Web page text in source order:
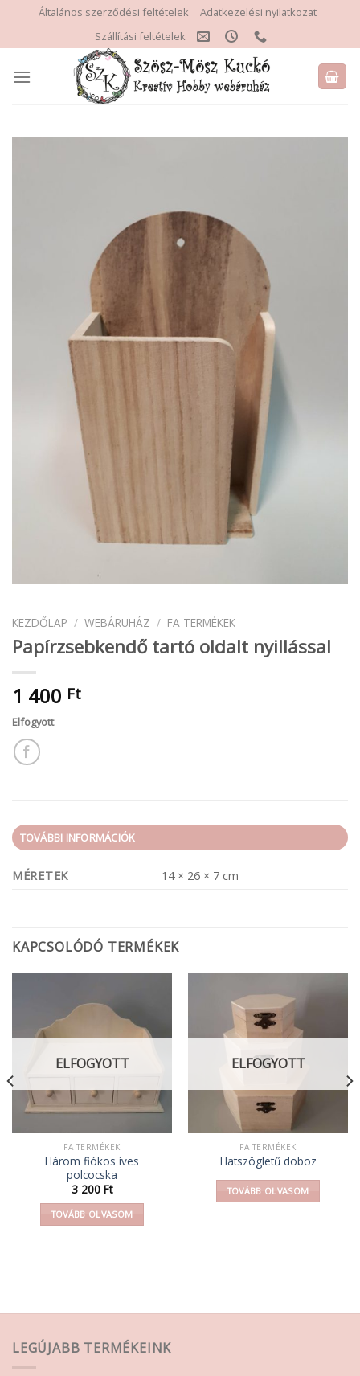
content
Általános szerződési feltételek
Adatkezelési nyilatkozat
Szállítási feltételek
KEZDŐLAP / WEBÁRUHÁZ / FA TERMÉKEK
Papírzsebkendő tartó oldalt nyillással
1 400 Ft
Elfogyott
TOVÁBBI INFORMÁCIÓK
MÉRETEK 14 × 26 × 7 cm
KAPCSOLÓDÓ TERMÉKEK
ELFOGYOTT
FA TERMÉKEK
Három fiókos íves
polcocska
3 200 Ft
TOVÁBB OLVASOM
ELFOGYOTT
FA TERMÉKEK
Hatszögletű doboz
TOVÁBB OLVASOM
LEGÚJABB TERMÉKEINK